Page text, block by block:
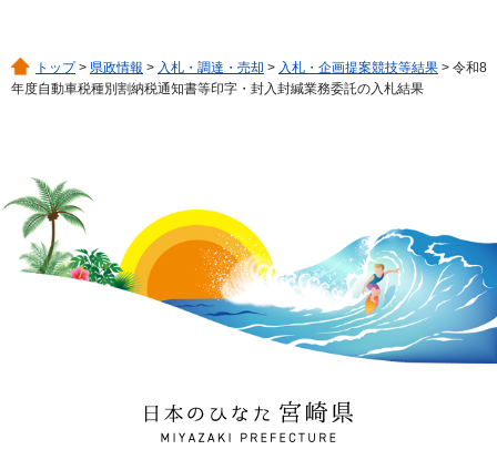
トップ> 県政情報 > 入札・調達・売却 > 入札・企画提案競技等結果 > 令和8
年度自動車税種別割納税通知書等印字・封入封緘業務委託の入札結果
日本のひなた 宮崎県
MIYAZAKI PREFECTURE